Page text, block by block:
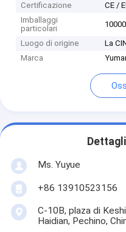
Certificazione
CE /
Imballaggi
particolari
Luogo di origine
La
Marca
Ms. Yuyue
+86 13910523156
C-10B, plaza di
Haidian, Pechino,